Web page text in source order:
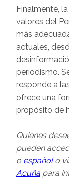
Finalmente,
valores del
más
actuales,
periodismo.
responde a
ofrece una
propósito de
Quienes
pueden
o españolo
Acuña para